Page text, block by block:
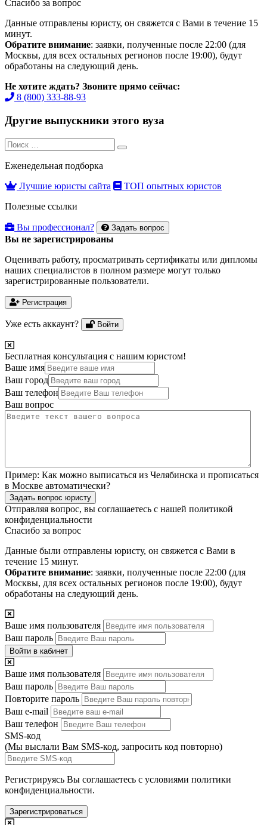
Спасибо за вопрос
Данные отправлены юристу, он свяжется с Вами в течение 15
минут.
Обратите внимание: заявки, полученные после 22:00 (для
Москвы, для всех остальных регионов после 19:00), будут
обработаны на следующий день.
Не хотите ждать? Звоните прямо сейчас:
8 (800) 333-88-93
Другие выпускники этого вуза
Search
for:
Search
Еженедельная подборка
Лучшие юристы сайта
ТОП опытных юристов
Полезные ссылки
Вы профессионал? Задать вопрос
Вы не зарегистрированы
Оценивать работу, просматривать сертификаты или дипломы
наших специалистов в полном размере могут только
зарегистрированные пользователи.
Регистрация
Уже есть аккаунт? Войти
Бесплатная консультация с нашим юристом!
Ваше имя
Ваш город
Ваш телефон
Ваш вопрос
Пример: Как можно выписаться из Челябинска и прописаться
в Москве автоматически?
Задать вопрос юристу
Отправляя вопрос, вы соглашаетесь с нашей политикой
конфиденциальности
Спасибо за вопрос
Данные были отправлены юристу, он свяжется с Вами в
течение 15 минут.
Обратите внимание: заявки, полученные после 22:00 (для
Москвы, для всех остальных регионов после 19:00), будут
обработаны на следующий день.
Ваше имя пользователя
Ваш пароль
Войти в кабинет
Ваше имя пользователя
Ваш пароль
Повторите пароль
Ваш e-mail
Ваш телефон
SMS-код
(Мы выслали Вам SMS-код, запросить код повторно)
Регистрируясь Вы соглашаетесь с условиями политики
конфиденциальности.
Зарегистрироваться